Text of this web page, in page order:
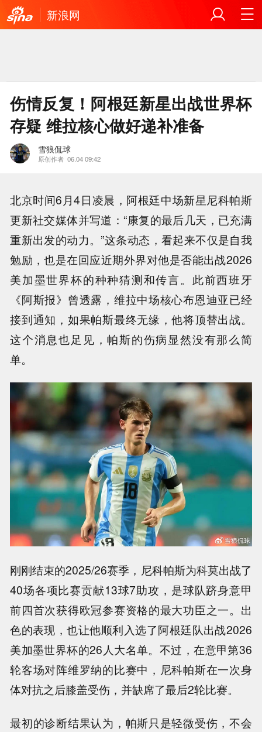
新浪网
伤情反复！阿根廷新星出战世界杯
存疑 维拉核心做好递补准备
雪狼侃球
原创作者 06.04 09:42
北京时间6月4日凌晨，阿根廷中场新星尼科帕斯
更新社交媒体并写道：“康复的最后几天，已充满
重新出发的动力。”这条动态，看起来不仅是自我
勉励，也是在回应近期外界对他是否能出战2026
美加墨世界杯的种种猜测和传言。此前西班牙
《阿斯报》曾透露，维拉中场核心布恩迪亚已经
接到通知，如果帕斯最终无缘，他将顶替出战。
这个消息也足见，帕斯的伤病显然没有那么简
单。
刚刚结束的2025/26赛季，尼科帕斯为科莫出战了
40场各项比赛贡献13球7助攻，是球队跻身意甲
前四首次获得欧冠参赛资格的最大功臣之一。出
色的表现，也让他顺利入选了阿根廷队出战2026
美加墨世界杯的26人大名单。不过，在意甲第36
轮客场对阵维罗纳的比赛中，尼科帕斯在一次身
体对抗之后膝盖受伤，并缺席了最后2轮比赛。
最初的诊断结果认为，帕斯只是轻微受伤，不会